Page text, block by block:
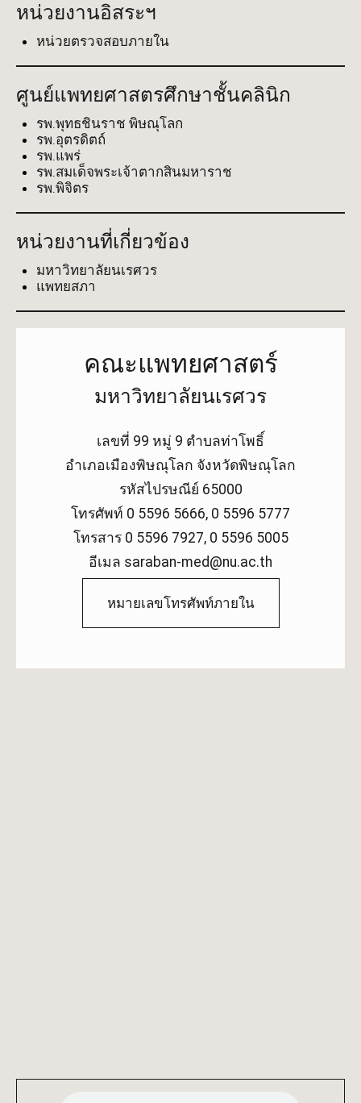
หน่วยงานอิสระฯ
หน่วยตรวจสอบภายใน
ศูนย์แพทยศาสตรศึกษาชั้นคลินิก
รพ.พุทธชินราช พิษณุโลก
รพ.อุตรดิตถ์
รพ.แพร่
รพ.สมเด็จพระเจ้าตากสินมหาราช
รพ.พิจิตร
หน่วยงานที่เกี่ยวข้อง
มหาวิทยาลัยนเรศวร
แพทยสภา
คณะแพทยศาสตร์
มหาวิทยาลัยนเรศวร
เลขที่ 99 หมู่ 9 ตำบลท่าโพธิ์
อำเภอเมืองพิษณุโลก จังหวัดพิษณุโลก
รหัสไปรษณีย์ 65000
โทรศัพท์ 0 5596 5666, 0 5596 5777
โทรสาร 0 5596 7927, 0 5596 5005
อีเมล saraban-med@nu.ac.th
หมายเลขโทรศัพท์ภายใน